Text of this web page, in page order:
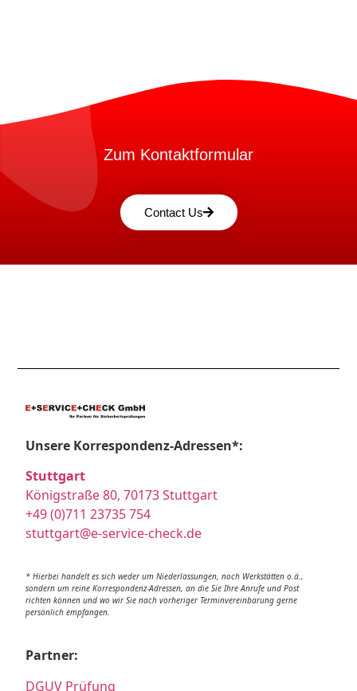
Zum Kontaktformular
Contact Us
Unsere Korrespondenz-Adressen*:
Stuttgart
Königstraße 80, 70173 Stuttgart
+49 (0)711 23735 754
stuttgart@e-service-check.de
* Hierbei handelt es sich weder um Niederlassungen, noch Werkstätten o.ä.,
sondern um reine Korrespondenz-Adressen, an die Sie Ihre Anrufe und Post
richten können und wo wir Sie nach vorheriger Terminvereinbarung gerne
persönlich empfangen.
Partner:
DGUV Prüfung